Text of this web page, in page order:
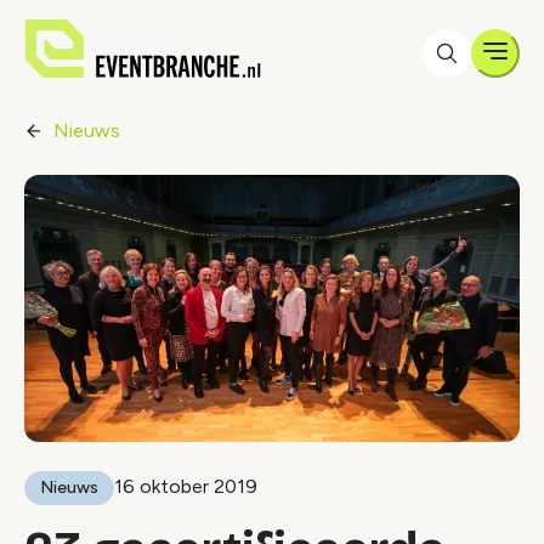
Nieuws
Nieuws 16 oktober 2019